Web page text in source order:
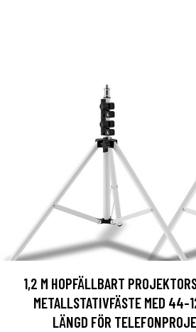
1,2 M HOPFÄLLBART
METALLSTATIVFÄSTE MED 44-
LÄNGD FÖR